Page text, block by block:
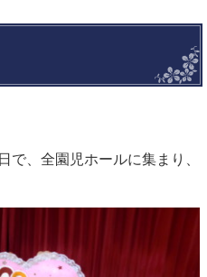
で、全園児ホールに集まり、